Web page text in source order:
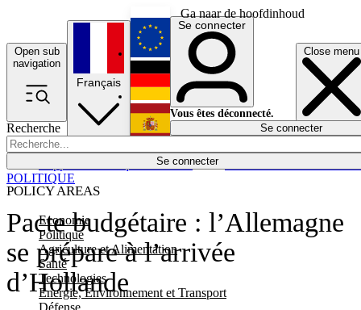
Ga naar de hoofdinhoud
Open sub
navigation
Close menu
Recherche
Se connecter
POLICY AREAS
Economie
Politique
Agriculture et Alimentation
Santé
Technologies
Energie, Environnement et Transport
Défense
Économie
Français
English
Deutsch
Español
Se connecter
Vous êtes déconnecté.
Se connecter
Pacte budgétaire : l’Allemagne
se prépare à l’arrivée
d’Hollande
POLITIQUE